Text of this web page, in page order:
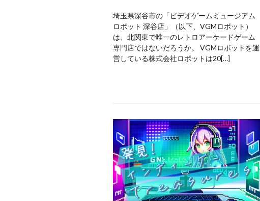
埼玉県深谷市の「ビデオゲームミュージアム
ロボット 深谷店」（以下、VGMロボット）
は、北関東で唯一のレトロアーケードゲーム
専門店ではないだろうか。 VGMロボットを運
営している株式会社ロボットは20[…]